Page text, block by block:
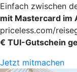
Einfach zwischen
mit Mastercard im
priceless.com/
€ TUI-Gutschein
Jetzt mitmachen